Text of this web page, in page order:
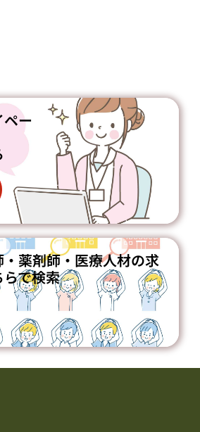
ー
薬剤師・医療人材の求
で検索